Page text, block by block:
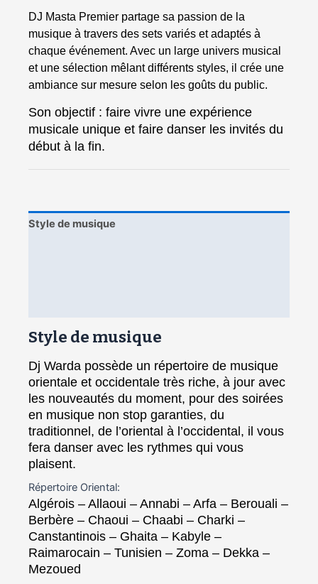
DJ Masta Premier partage sa passion de la
musique à travers des sets variés et adaptés à
chaque événement. Avec un large univers musical
et une sélection mêlant différents styles, il crée une
ambiance sur mesure selon les goûts du public.
Son objectif : faire vivre une expérience
musicale unique et faire danser les invités du
début à la fin.
Style de musique
Style de musique
Dj Warda possède un répertoire de musique
orientale et occidentale très riche, à jour avec
les nouveautés du moment, pour des soirées
en musique non stop garanties, du
traditionnel, de l’oriental à l’occidental, il vous
fera danser avec les rythmes qui vous
plaisent.
Répertoire Oriental:
Algérois – Allaoui – Annabi – Arfa – Berouali –
Berbère – Chaoui – Chaabi – Charki –
Canstantinois – Ghaita – Kabyle –
Raimarocain – Tunisien – Zoma – Dekka –
Mezoued